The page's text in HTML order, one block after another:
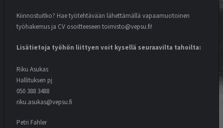
Kiinnostuitko? Hae työtehtävään lähettämällä vapaamuotoinen
työhakemus ja CV osoitteeseen toimisto@vepsu.fi!
Lisätietoja työhön liittyen voit kysellä seuraavilta tahoilta:
Riku Asukas
Hallituksen pj
050 388 3488
riku.asukas@vepsu.fi
Petri Fahler